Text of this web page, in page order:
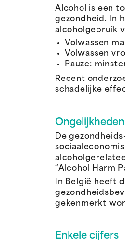
Alcohol is een
gezondheid. In
alcoholgebruik
Volwassen
Volwassen
Pauze:
Recent
schadelijke
De
“Alcohol Harm
In België heeft
gekenmerkt
Enkele cijfers